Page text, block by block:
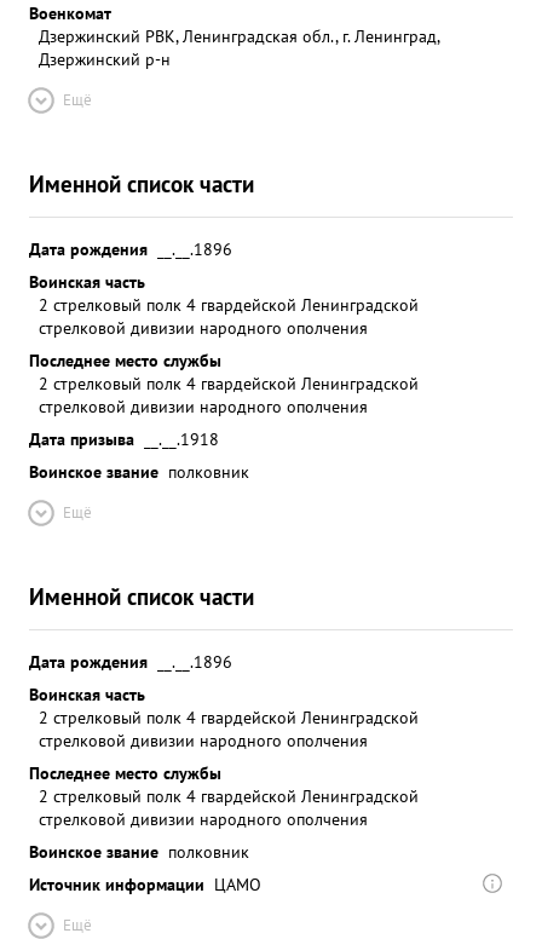
Военкомат
Дзержинский РВК, Ленинградская обл., г. Ленинград,
Дзержинский р-н
Ещё
Именной список части
Дата рождения
__.__.1896
Воинская часть
2 стрелковый полк 4 гвардейской Ленинградской
стрелковой дивизии народного ополчения
Последнее место службы
2 стрелковый полк 4 гвардейской Ленинградской
стрелковой дивизии народного ополчения
Дата призыва
__.__.1918
Воинское звание полковник
Ещё
Именной список части
Дата рождения
__.__.1896
Воинская часть
2 стрелковый полк 4 гвардейской Ленинградской
стрелковой дивизии народного ополчения
Последнее место службы
2 стрелковый полк 4 гвардейской Ленинградской
стрелковой дивизии народного ополчения
Воинское звание полковник
Источник информации ЦАМО
Ещё